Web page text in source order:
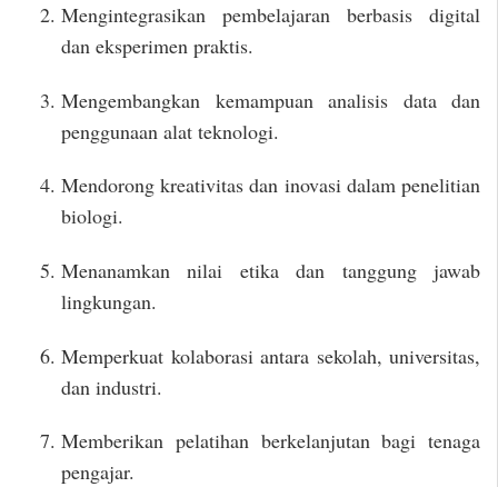
Mengintegrasikan pembelajaran berbasis digital
dan eksperimen praktis.
Mengembangkan kemampuan analisis data dan
penggunaan alat teknologi.
Mendorong kreativitas dan inovasi dalam penelitian
biologi.
Menanamkan nilai etika dan tanggung jawab
lingkungan.
Memperkuat kolaborasi antara sekolah, universitas,
dan industri.
Memberikan pelatihan berkelanjutan bagi tenaga
pengajar.